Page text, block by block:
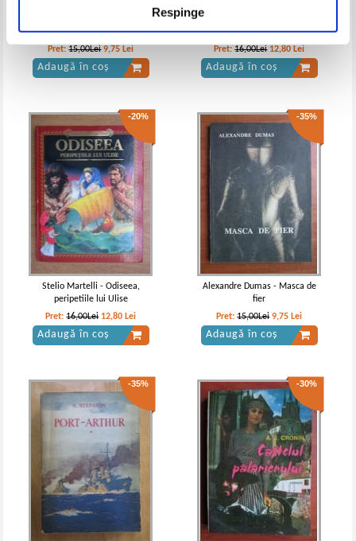
Respinge
Mark Twain - Un yankeu la curtea
regelui Arthur
IN STOC
Pret: 10,00Lei6,50Lei
Adaugă în coș
Mark Twain - Un yankeu la curtea
regelui Arthur
IN STOC
Pret:
Lei
Adaugă în coș
Mark Twain - Un yankeu la curtea
regelui Arthur
Mark Twain - Un yankeu la curtea
regelui Arthur (Adevarul de Lux)
iubesc
Pret:15,00Lei 9,75 Lei
Adaugă în coș
Eleanor H. Porter - Pollyanna.
Jocul bucuriei
Pret:16,00Lei 12,80 Lei
Adaugă în coș
-20%
Stelio Martelli - Odiseea,
peripetiile lui Ulise
Pret:16,00Lei 12,80 Lei
Adaugă în coș
-35%
Alexandre Dumas - Masca de
fier
Pret:15,00Lei 9,75 Lei
Adaugă în coș
-35% -30%